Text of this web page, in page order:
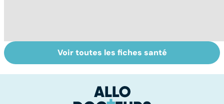
Tout savoir sur
les infections
Inflammation des
amygdales : que
d'angine ?
Voir toutes les fiches santé